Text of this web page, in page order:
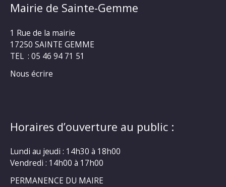
Mairie de Sainte-Gemme
1 Rue de la mairie
17250 SAINTE GEMME
TEL : 05 46 94 71 51
Nous écrire
Horaires d’ouverture au public :
Lundi au jeudi : 14h30 à 18h00
Vendredi : 14h00 à 17h00
PERMANENCE DU MAIRE